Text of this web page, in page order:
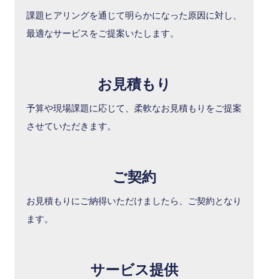
課題ヒアリングを通じて明らかになった原因に対し、
最適なサービスをご提案いたします。
お見積もり
予算や現場課題に応じて、柔軟なお見積もりをご提案
させていただきます。
ご契約
お見積もりにご納得いただけましたら、ご契約となり
ます。
サービス提供